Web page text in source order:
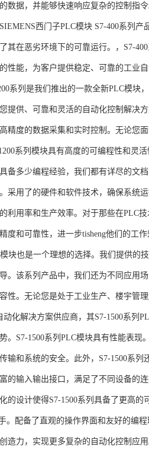
数据，并能够快速响应复杂的控制指
西门子PLC模块 S7-400系列
其在恶劣环境下的可靠运行。，S7-
性能，为客户提供稳定、可靠的工业自
列是我们推出的一款全新PLC模块，
提供、可靠和灵活的自动化控制解决
精度的数据采集和实时控制。无论您
系列模块具有高度的可编程性和灵
备多少编程经验，我们都有详尽的文
采用了的硬件和软件技术，确保系统
利用率和生产效率。对于那些在PLC
度和可靠性，进一步tisheng他们的工
块也是一个理想的选择。我们提供
。该系列产品中，我们还为不同应用
性。无论您是处于工业生产、楼宇管
决方案供应商，其S7-1500系列
。S7-1500系列PLC模块具有性能表
输和系统的安全。此外，S7-1500系
的输入输出接口，满足了不同设备的
的设计使得S7-1500系列具备了更高
。配备了直观的操作界面和友好的编
造力，实现更多复杂的自动化控制应